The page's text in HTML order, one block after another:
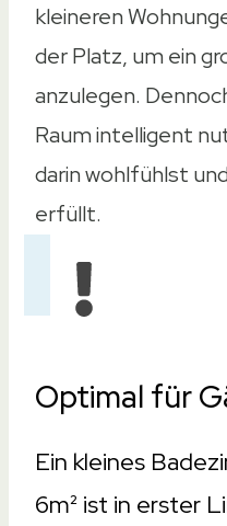
kleineren
der Platz, um ein
anzulegen.
Raum intelligent
darin wohlfühlst
erfüllt.
Optimal für
Ein kleines
6m² ist in erster